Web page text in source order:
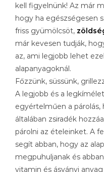
kell figyelnünk! Az már
hogy ha egészségesen
friss gyümölcsöt,
már kevesen tudják,
az, ami legjobb lehet
alapanyagoknál.
Főzzünk, süssünk,
A legjobb és a
egyértelműen a párolás,
általában zsiradék
párolni az ételeinket. A
segít abban, hogy az
megpuhuljanak és
vitamin és ásványi